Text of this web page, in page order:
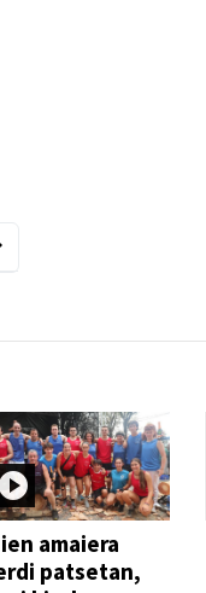
amaiera
patsetan,